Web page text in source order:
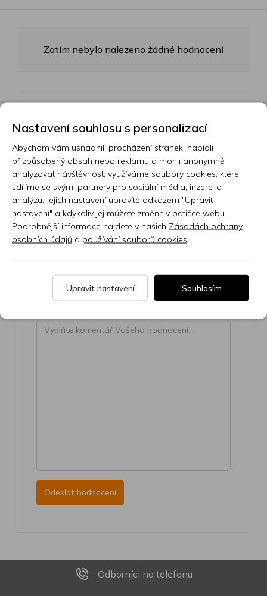
Zatím nebylo nalezeno žádné hodnocení
Přidejte vlastní hodnocení
Vyberte hodnocení
Hodnocení:
0/5
Vaše jméno
Odborníci na telefonu
Nastavení souhlasu s personalizací
Abychom vám usnadnili procházení stránek, nabídli
přizpůsobený obsah nebo reklamu a mohli anonymně
analyzovat návštěvnost, využíváme soubory cookies, které
sdílíme se svými partnery pro sociální média, inzerci a
analýzu. Jejich nastavení upravíte odkazem "Upravit
nastavení" a kdykoliv jej můžete změnit v patičce webu.
Podrobnější informace najdete v našich Zásadách ochrany
osobních údajů a používání souborů cookies
Upravit nastavení Souhlasím